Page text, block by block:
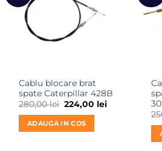
Cablu blocare brat
spate Caterpillar 428B
280,00lei Prețul
inițial
a
fost:
280,00 lei.
224,00 leiPrețul
ADAUGA IN COS